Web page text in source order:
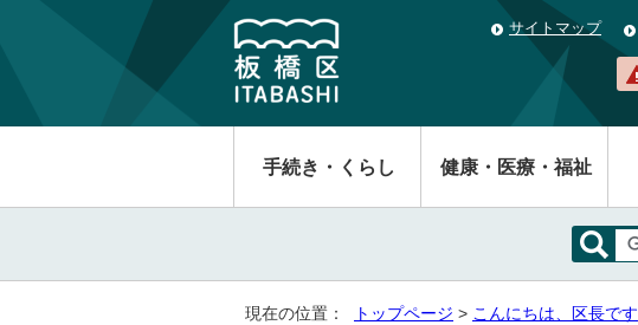
サイトマップ
手続き・くらし 健康・医療・福祉
現在の位置： トップページ > こんにちは、区長です